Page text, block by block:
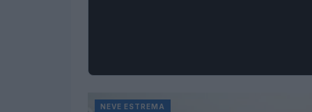
NEVE ESTREMA